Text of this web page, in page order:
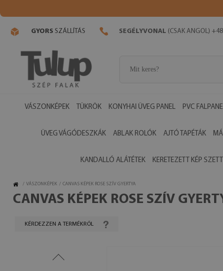
GYORS SZÁLLÍTÁS SEGÉLYVONAL (CSAK ANGOL)
VÁSZONKÉPEK TÜKRÖK KONYHAI ÜVEG PANEL PVC
ÜVEG VÁGÓDESZKÁK ABLAK ROLÓK AJTÓ TAPÉTÁK
KANDALLÓ ALÁTÉTEK KERETEZETT KÉP
/ VÁSZONKÉPEK / CANVAS KÉPEK ROSE SZÍV GYERTYA
CANVAS KÉPEK ROSE SZÍV
KÉRDEZZEN A TERMÉKRŐL